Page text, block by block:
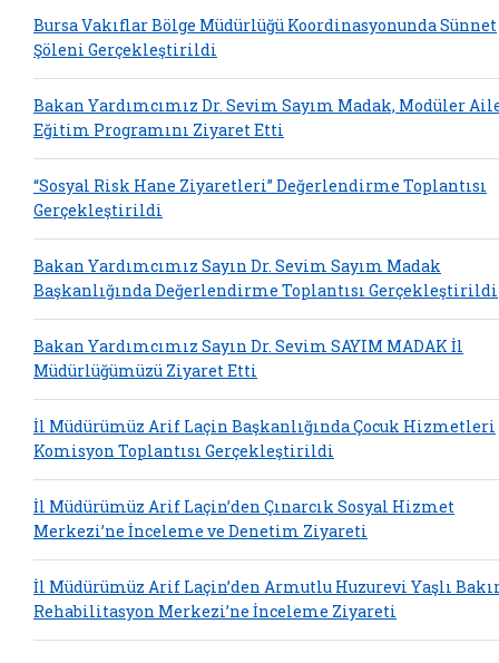
Bursa Vakıflar Bölge Müdürlüğü Koordinasyonunda Sünnet
Şöleni Gerçekleştirildi
Bakan Yardımcımız Dr. Sevim Sayım Madak, Modüler
Eğitim Programını Ziyaret Etti
“Sosyal Risk Hane Ziyaretleri” Değerlendirme Toplantısı
Gerçekleştirildi
Bakan Yardımcımız Sayın Dr. Sevim Sayım Madak
Başkanlığında Değerlendirme Toplantısı Gerçekleştirildi
Bakan Yardımcımız Sayın Dr. Sevim SAYIM MADAK İl
Müdürlüğümüzü Ziyaret Etti
İl Müdürümüz Arif Laçin Başkanlığında Çocuk Hizmetleri
Komisyon Toplantısı Gerçekleştirildi
İl Müdürümüz Arif Laçin’den Çınarcık Sosyal Hizmet
Merkezi’ne İnceleme ve Denetim Ziyareti
İl Müdürümüz Arif Laçin’den Armutlu Huzurevi Yaşlı
Rehabilitasyon Merkezi’ne İnceleme Ziyareti